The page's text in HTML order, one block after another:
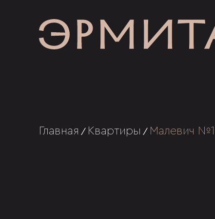
Главная / Квартиры / Малевич